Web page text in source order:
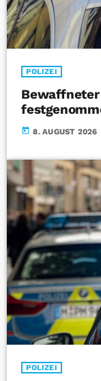
POLIZEI
Bewaffneter
today 8. AUGUST 2026
POLIZEI